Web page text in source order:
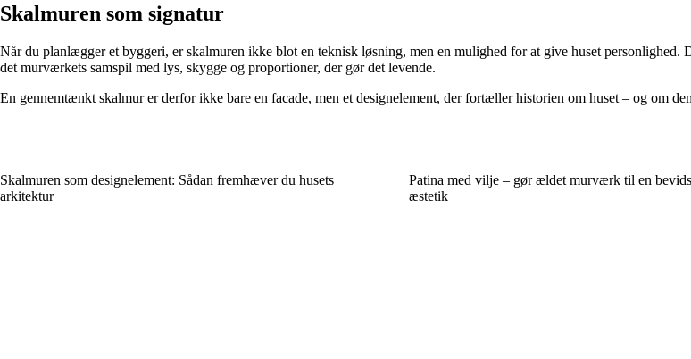
Skalmuren som signatur
Når du planlægger et byggeri, er skalmuren ikke blot en teknisk løsning, men en mulighed for at give huset
det murværkets samspil med lys, skygge og proportioner, der gør det levende.
En gennemtænkt skalmur er derfor ikke bare en facade, men et designelement, der fortæller historien om huset – og om
Skalmuren som designelement: Sådan fremhæver du husets
arkitektur
Patina med vilje – gør ældet murværk til en
æstetik